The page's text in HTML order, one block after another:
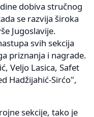
dobiva stručnog
se razvija široka
Jugoslavije.
svih sekcija
priznanja i nagrade.
Veljo Lasica, Safet
Hadžijahić-Sirćo",
sekcije, tako je